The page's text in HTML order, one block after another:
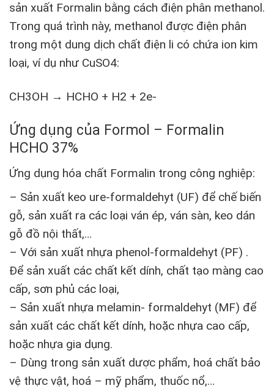
sản xuất Formalin bằng cách điện phân methanol.
Trong quá trình này, methanol được điện phân
trong một dung dịch chất điện li có chứa ion kim
loại, ví dụ như CuSO4:
CH3OH → HCHO + H2 + 2e-
Ứng dụng của Formol – Formalin
HCHO 37%
Ứng dụng hóa chất Formalin trong công nghiệp:
– Sản xuất keo ure-formaldehyt (UF) để chế biến
gỗ, sản xuất ra các loại ván ép, ván sàn, keo dán
gỗ đồ nội thất,…
– Với sản xuất nhựa phenol-formaldehyt (PF) .
Để sản xuất các chất kết dính, chất tạo màng cao
cấp, sơn phủ các loại,
– Sản xuất nhựa melamin- formaldehyt (MF) để
sản xuất các chất kết dính, hoặc nhựa cao cấp,
hoặc nhựa gia dụng.
– Dùng trong sản xuất dược phẩm, hoá chất bảo
vệ thực vật, hoá – mỹ phẩm, thuốc nổ,…